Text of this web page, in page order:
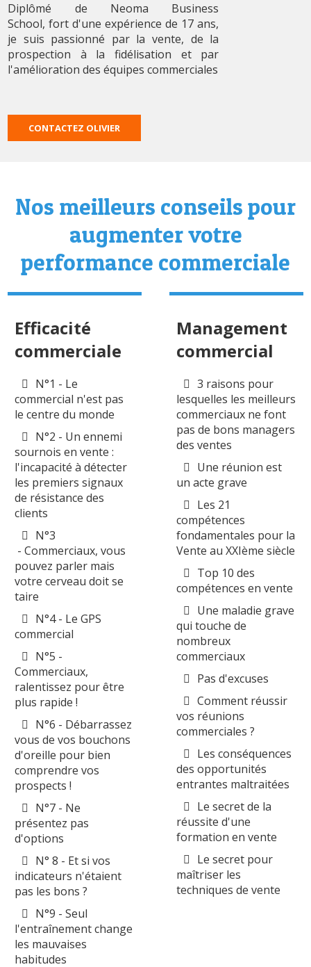
Diplômé de Neoma Business
School, fort d'une expérience de 17 ans,
je suis passionné par la vente, de la
prospection à la fidélisation et par
l'amélioration des équipes commerciales
CONTACTEZ OLIVIER
Nos meilleurs conseils pour
augmenter votre
performance commerciale
Efficacité
commerciale
N°1 - Le
commercial n'est pas
le centre du monde
N°2 - Un ennemi
sournois en vente :
l'incapacité à détecter
les premiers signaux
de résistance des
clients
N°3
- Commerciaux, vous
pouvez parler mais
votre cerveau doit se
taire
N°4 - Le GPS
commercial
N°5 -
Commerciaux,
ralentissez pour être
plus rapide !
N°6 - Débarrassez
vous de vos bouchons
d'oreille pour bien
comprendre vos
prospects !
N°7 - Ne
présentez pas
d'options
N° 8 - Et si vos
indicateurs n'étaient
pas les bons ?
N°9 - Seul
l'entraînement change
les mauvaises
habitudes
Management
commercial
3 raisons pour
lesquelles les meilleurs
commerciaux ne font
pas de bons managers
des ventes
Une réunion est
un acte grave
Les 21
compétences
fondamentales pour la
Vente au XXIème siècle
Top 10 des
compétences en vente
Une maladie grave
qui touche de
nombreux
commerciaux
Pas d'excuses
Comment réussir
vos réunions
commerciales ?
Les conséquences
des opportunités
entrantes maltraitées
Le secret de la
réussite d'une
formation en vente
Le secret pour
maîtriser les
techniques de vente